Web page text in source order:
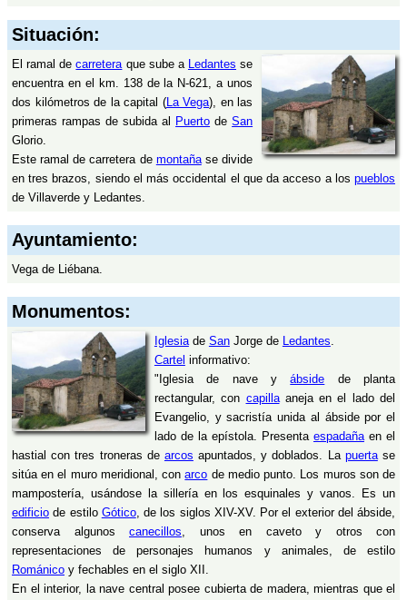
Situación:
El ramal decarreteraque sube a Ledantes se
encuentra en el km. 138 de la N-621, a unos
dos kilómetros de la capital (La Vega), en las
primeras rampas de subida al Puerto deSan
Glorio.
Este ramal de carretera de montañase divide
en tres brazos, siendo el más occidental el que da acceso a los pueblos
de Villaverde y Ledantes.
Ayuntamiento:
Vega de Liébana.
Monumentos:
Iglesiade SanJorge de Ledantes.
Cartel informativo:
"Iglesia de nave yábside de planta
rectangular, con capillaaneja en el lado del
Evangelio, y sacristía unida al ábside por el
lado de la epístola. Presenta espadañaen el
hastial con tres troneras de arcos apuntados, y doblados. La puertase
sitúa en el muro meridional, conarco de medio punto. Los muros son de
mampostería, usándose la sillería en los esquinales y vanos. Es un
edificio de estilo Gótico, de los siglos XIV-XV. Por el exterior del ábside,
conserva algunos canecillos, unos en caveto y otros con
representaciones de personajes humanos y animales, de estilo
Románico y fechables en el siglo XII.
En el interior, la nave central posee cubierta de madera, mientras que el